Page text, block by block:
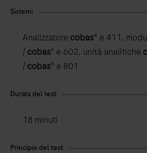
Sistemi
Analizzatore cobas® e 411,
/ cobas® e 602, unità analitiche
/ cobas® e 801
Durata del test
18 minuti
Principio del test